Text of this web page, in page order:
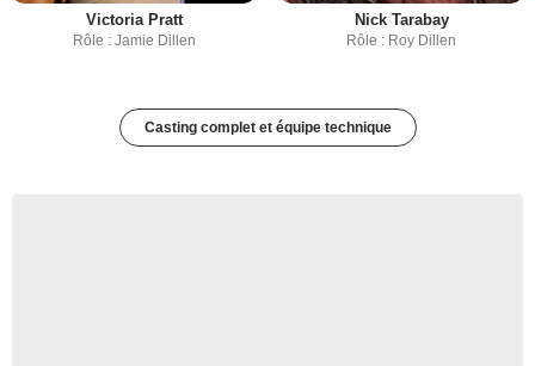
Victoria Pratt
Rôle : Jamie Dillen
Nick Tarabay
Rôle : Roy Dillen
Casting complet et équipe technique